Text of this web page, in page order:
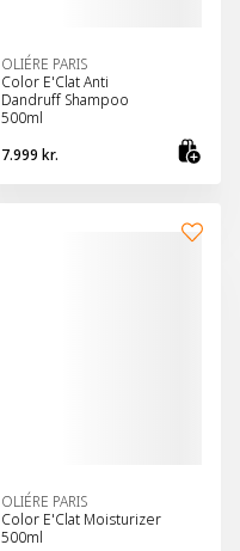
OLIÉRE PARIS
Color E'Clat Anti
Dandruff Shampoo
500ml
7.999 kr.
OLIÉRE PARIS
Color E'Clat Moisturizer
500ml